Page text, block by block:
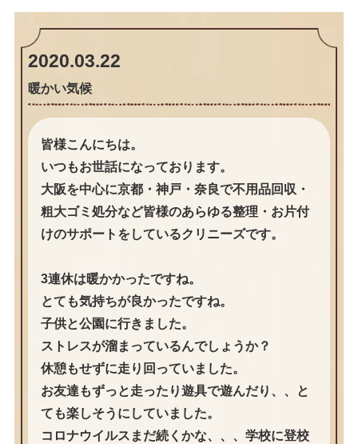
2020.03.22
暖かい気候
皆様こんにちは。
いつもお世話になっております。
大阪を中心に京都・神戸・奈良で不用品回収・
粗大ゴミ処分など皆様のあらゆる整理・お片付
けのサポートをしているクリニーズです。
3連休は暖かかったですね。
とても気持ちが良かったですね。
子供と公園に行きました。
ストレスが溜まっているんでしょうか？
休憩もせずに走り回っていました。
お友達もずっと走ったり遊具で遊んだり、、と
ても楽しそうにしていました。
コロナウイルスまだ続くかな、、、学校に登校